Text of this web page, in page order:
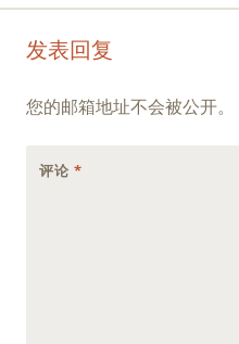
Post
navigation
发表回复
您的邮箱地址不会被公开。
评论 *